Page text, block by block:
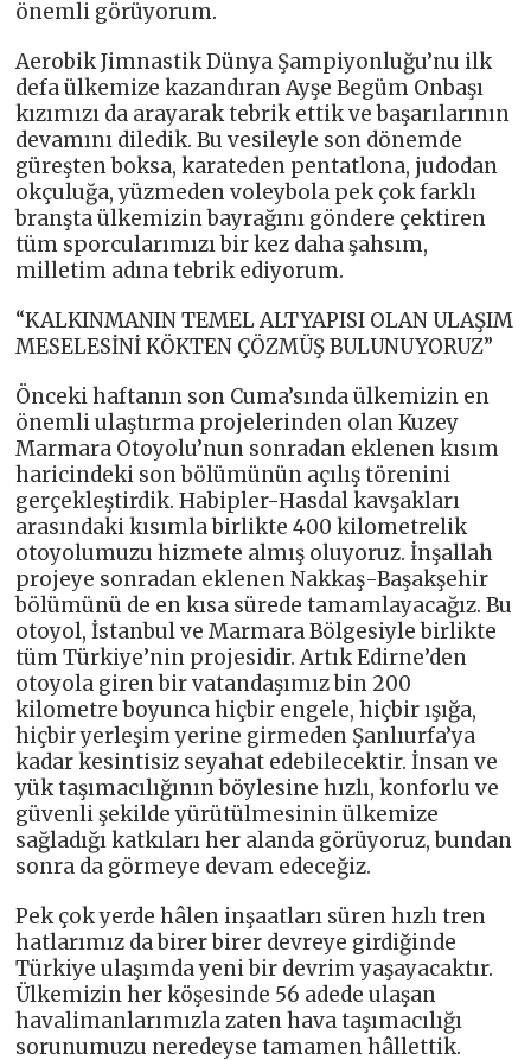
önemli görüyorum.
Aerobik Jimnastik Dünya Şampiyonluğu’nu ilk
defa ülkemize kazandıran Ayşe Begüm Onbaşı
kızımızı da arayarak tebrik ettik ve başarılarının
devamını diledik. Bu vesileyle son dönemde
güreşten boksa, karateden pentatlona, judodan
okçuluğa, yüzmeden voleybola pek çok farklı
branşta ülkemizin bayrağını göndere çektiren
tüm sporcularımızı bir kez daha şahsım,
milletim adına tebrik ediyorum.
“KALKINMANIN TEMEL ALTYAPISI OLAN ULAŞIM
MESELESİNİ KÖKTEN ÇÖZMÜŞ BULUNUYORUZ”
Önceki haftanın son Cuma’sında ülkemizin en
önemli ulaştırma projelerinden olan Kuzey
Marmara Otoyolu’nun sonradan eklenen kısım
haricindeki son bölümünün açılış törenini
gerçekleştirdik. Habipler-Hasdal kavşakları
arasındaki kısımla birlikte 400 kilometrelik
otoyolumuzu hizmete almış oluyoruz. İnşallah
projeye sonradan eklenen Nakkaş-Başakşehir
bölümünü de en kısa sürede tamamlayacağız. Bu
otoyol, İstanbul ve Marmara Bölgesiyle birlikte
tüm Türkiye’nin projesidir. Artık Edirne’den
otoyola giren bir vatandaşımız bin 200
kilometre boyunca hiçbir engele, hiçbir ışığa,
hiçbir yerleşim yerine girmeden Şanlıurfa’ya
kadar kesintisiz seyahat edebilecektir. İnsan ve
yük taşımacılığının böylesine hızlı, konforlu ve
güvenli şekilde yürütülmesinin ülkemize
sağladığı katkıları her alanda görüyoruz, bundan
sonra da görmeye devam edeceğiz.
Pek çok yerde hâlen inşaatları süren hızlı tren
hatlarımız da birer birer devreye girdiğinde
Türkiye ulaşımda yeni bir devrim yaşayacaktır.
Ülkemizin her köşesinde 56 adede ulaşan
havalimanlarımızla zaten hava taşımacılığı
sorunumuzu neredeyse tamamen hâllettik.